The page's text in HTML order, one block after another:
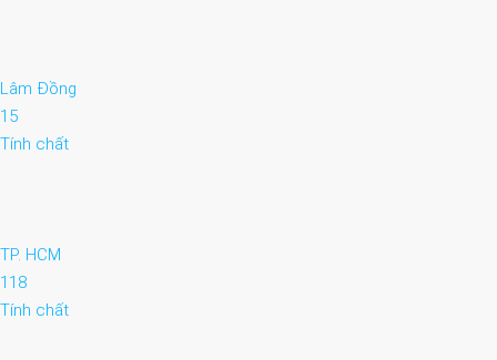
Lâm Đồng
15
Tính chất
TP. HCM
118
Tính chất